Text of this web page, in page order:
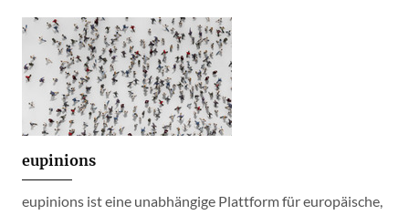
eupinions
eupinions ist eine unabhängige Plattform für europäische,